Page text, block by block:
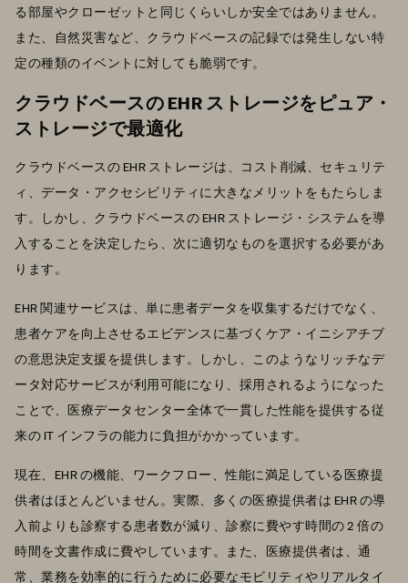
る部屋やクローゼットと同じくらいしか安全ではありません。
また、自然災害など、クラウドベースの記録では発生しない特
定の種類のイベントに対しても脆弱です。
クラウドベースの EHR ストレージをピュア・
ストレージで最適化
クラウドベースの EHR ストレージは、コスト削減、セキュリテ
ィ、データ・アクセシビリティに大きなメリットをもたらしま
す。しかし、クラウドベースの EHR ストレージ・システムを導
入することを決定したら、次に適切なものを選択する必要があ
ります。
EHR 関連サービスは、単に患者データを収集するだけでなく、
患者ケアを向上させるエビデンスに基づくケア・イニシアチブ
の意思決定支援を提供します。しかし、このようなリッチなデ
ータ対応サービスが利用可能になり、採用されるようになった
ことで、医療データセンター全体で一貫した性能を提供する従
来の IT インフラの能力に負担がかかっています。
現在、EHR の機能、ワークフロー、性能に満足している医療提
供者はほとんどいません。実際、多くの医療提供者は EHR の導
入前よりも診察する患者数が減り、診察に費やす時間の 2 倍の
時間を文書作成に費やしています。また、医療提供者は、通
常、業務を効率的に行うために必要なモビリティやリアルタイ